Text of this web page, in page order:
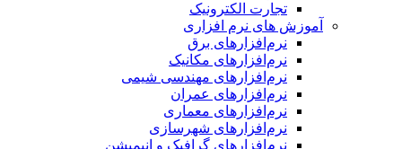
تجارت الکترونیک
آموزش های نرم افزاری
نرم‌افزارهای برق
نرم‌افزارهای مکانیک
نرم‌افزارهای مهندسی شیمی
نرم‌افزارهای عمران
نرم‌افزارهای معماری
نرم‌افزارهای شهرسازی
نرم‌افزارهای گرافیک و انیمیشن